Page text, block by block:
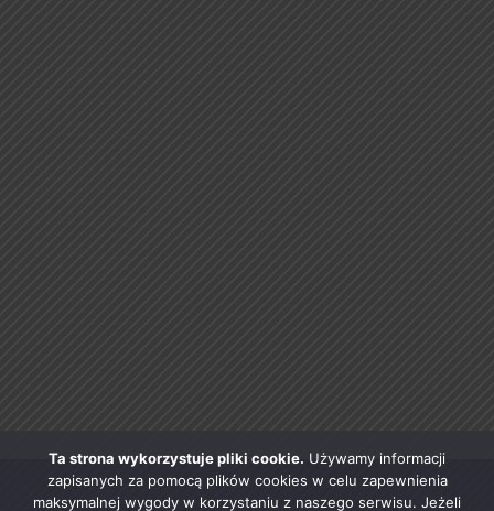
Ta strona wykorzystuje pliki cookie. Używamy informacji
zapisanych za pomocą plików cookies w celu zapewnienia
maksymalnej wygody w korzystaniu z naszego serwisu. Jeżeli